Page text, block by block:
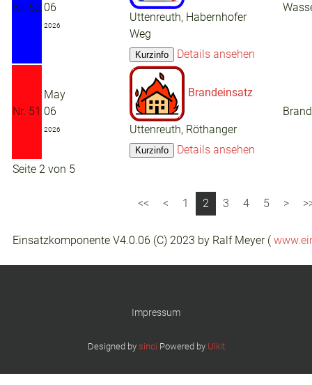
Nr. 52 06
2026
Uttenreuth, Habernhofer
Weg
Details ansehen
Nr. 51
May
06
2026
Brandeinsatz
Uttenreuth, Röthanger
Details ansehen
Seite 2 von 5
1 2 3 4 5
Einsatzkomponente V4.0.06 (C) 2023 by Ralf Meyer (
Impressum
Designed by sinci Powered by Ulkit